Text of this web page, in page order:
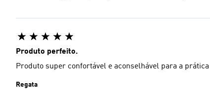
Produto perfeito.
Produto super confortável e aconselhável para a
Regata